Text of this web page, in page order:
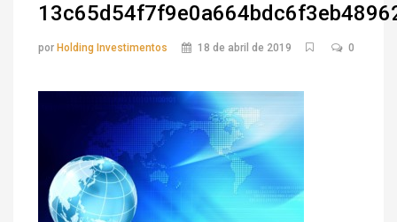
por Holding Investimentos 18 de abril de 2019 0